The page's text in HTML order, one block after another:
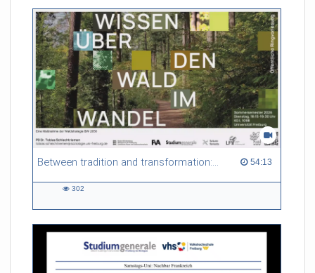
Referent/in:
Tim Eicke
Richter am Europäischen
Gerichtshof für
Menschenrechte
Between tradition and transformation: how owners, advisers and institutions co-create knowledge for resilient forests in Europe 54:13
54:13 duration
302